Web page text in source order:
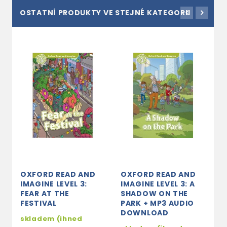
OSTATNÍ PRODUKTY VE STEJNÉ KATEGORII
OXFORD READ AND
IMAGINE LEVEL 3:
FEAR AT THE
FESTIVAL
skladem (ihned
OXFORD READ AND
IMAGINE LEVEL 3: A
SHADOW ON THE
PARK + MP3 AUDIO
DOWNLOAD